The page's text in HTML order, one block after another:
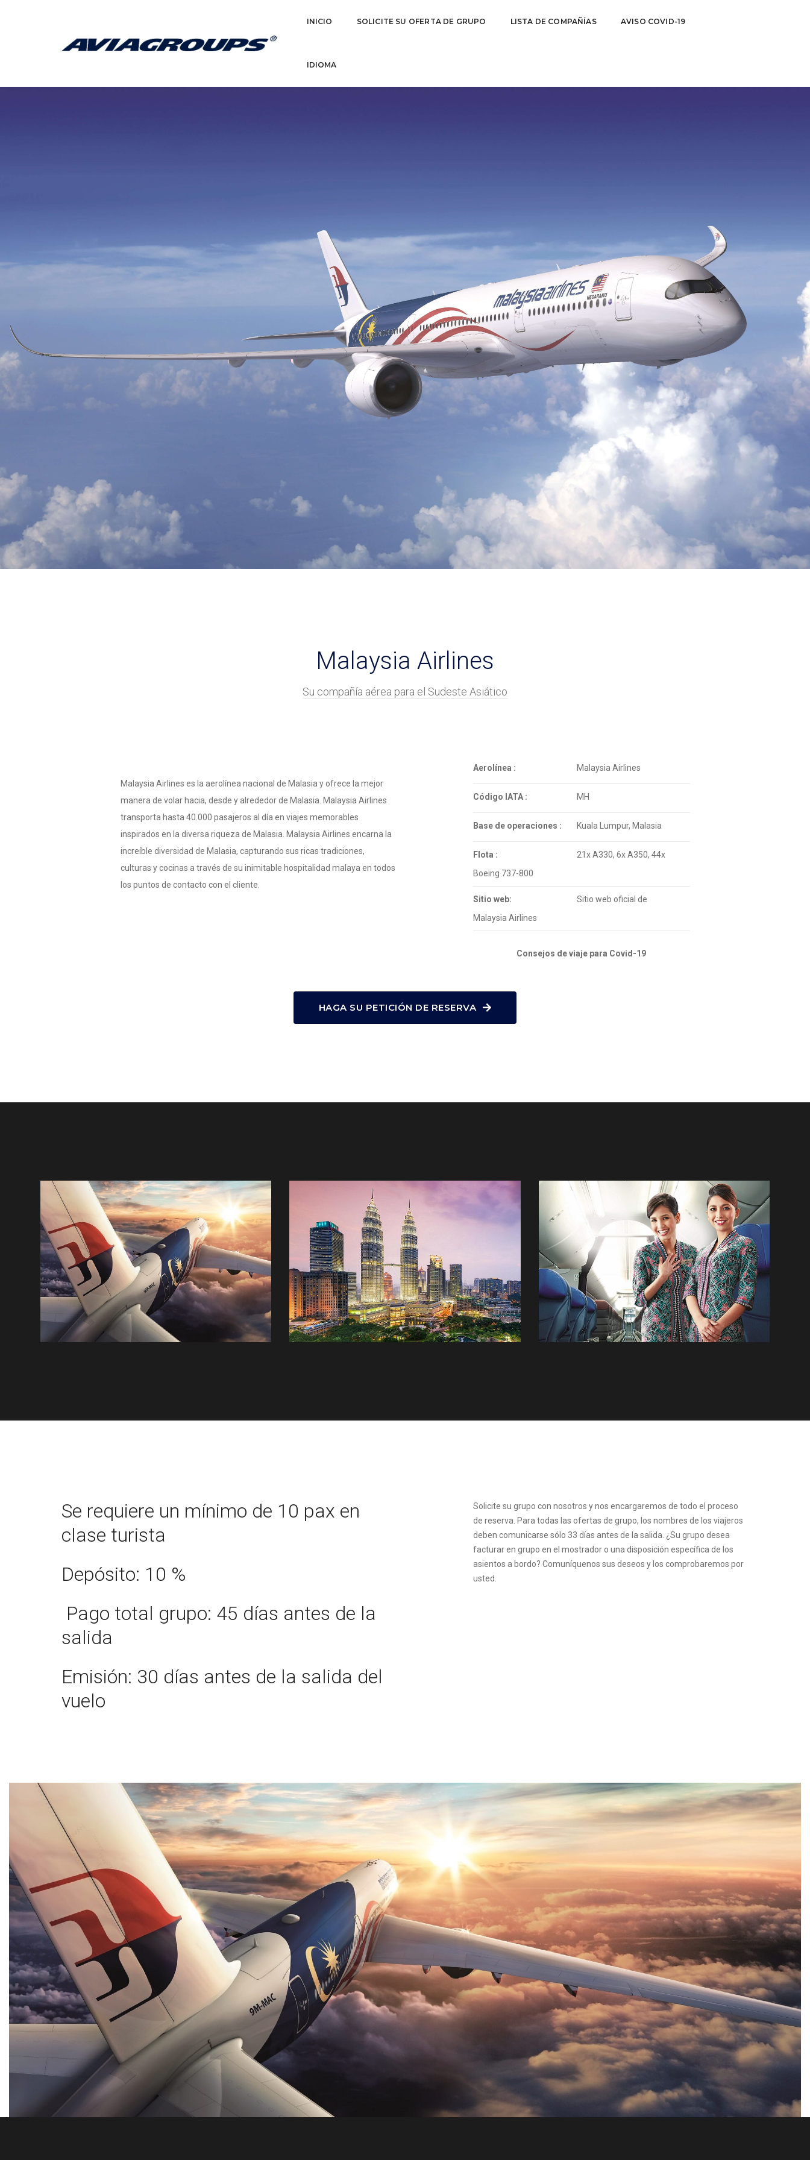
INICIO SOLICITE SU OFERTA DE GRUPO LISTA DE COMPAÑÍAS AVISO COVID-19
IDIOMA
Malaysia Airlines
Su compañía aérea para el Sudeste Asiático
Malaysia Airlines es la aerolínea nacional de Malasia y ofrece la mejor
manera de volar hacia, desde y alrededor de Malasia. Malaysia Airlines
transporta hasta 40.000 pasajeros al día en viajes memorables
inspirados en la diversa riqueza de Malasia. Malaysia Airlines encarna la
increíble diversidad de Malasia, capturando sus ricas tradiciones,
culturas y cocinas a través de su inimitable hospitalidad malaya en todos
los puntos de contacto con el cliente.
Aerolínea : Malaysia Airlines
Código IATA : MH
Base de operaciones : Kuala Lumpur, Malasia
Flota :
21x A330, 6x A350, 44x
Boeing 737-800
Sitio web:
Sitio web oficial de
Malaysia Airlines
Consejos de viaje para Covid-19
HAGA SU PETICIÓN DE RESERVA
Se requiere un mínimo de 10 pax en
clase turista
Depósito: 10 %
Pago total grupo: 45 días antes de la
salida
Emisión: 30 días antes de la salida del
vuelo
Solicite su grupo con nosotros y nos encargaremos de todo el proceso
de reserva. Para todas las ofertas de grupo, los nombres de los viajeros
deben comunicarse sólo 33 días antes de la salida. ¿Su grupo desea
facturar en grupo en el mostrador o una disposición específica de los
asientos a bordo? Comuníquenos sus deseos y los comprobaremos por
usted.